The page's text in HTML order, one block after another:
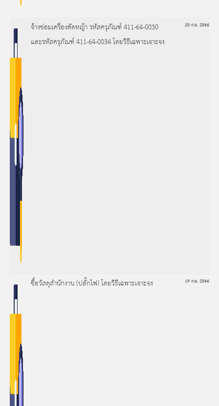
จ้างซ่อมเครื่องตัดหญ้า รหัสครุภัณฑ์ 411-64-0030
และรหัสครุภัณฑ์ 411-64-0034 โดยวิธีเฉพาะเจาะจง
20 ก.ย. 2566
ซื้อวัสดุสำนักงาน (ปลั๊กไฟ) โดยวิธีเฉพาะเจาะจง 19 ก.ย. 2566